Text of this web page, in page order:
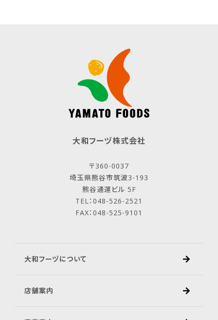
大和フーヅ株式会社
〒360-0037
埼玉県熊谷市筑波3-193
熊谷通運ビル 5F
TEL：048-526-2521
FAX：048-525-9101
大和フーヅについて
店舗案内